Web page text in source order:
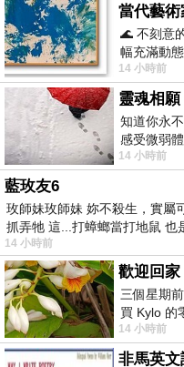
🌊 不刻意
幅充滿動
藍色顏料
14 小時前
靈魂相願
知道你永
感受微弱
此刻忍淚
14 小時前
藍玫友6
玫師妹玫師妹 妳不殺生，實屬
抓弄牠 這...打蟑螂當打地鼠 也
14 小時前
歡迎回家
三個星期
買 Kylo 的
顧都會去
14 小時前
非馬英